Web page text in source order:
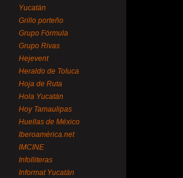
Yucatán
Grillo porteño
Grupo Fórmula
Grupo Rivas
Hejevent
Heraldo de Toluca
Hoja de Ruta
Hola Yucatán
Hoy Tamaulipas
Huellas de México
Iberoamérica.net
IMCINE
Infolliteras
Informat Yucatán